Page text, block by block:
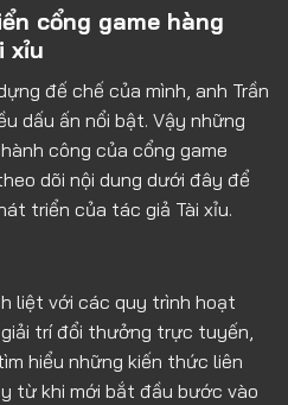
cổng game hàng
xỉu
đế chế của mình, anh Trần
dấu ấn nổi bật. Vậy những
công của cổng game
dõi nội dung dưới đây để
triển của tác giả Tài xỉu.
liệt với các quy trình hoạt
trí đổi thưởng trực tuyến,
hiểu những kiến thức liên
từ khi mới bắt đầu bước vào